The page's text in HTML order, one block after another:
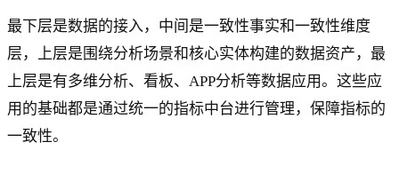
最下层是数据的接入，中间是一致性事实和一致性维度
层，上层是围绕分析场景和核心实体构建的数据资产，最
上层是有多维分析、看板、APP分析等数据应用。这些应
用的基础都是通过统一的指标中台进行管理，保障指标的
一致性。